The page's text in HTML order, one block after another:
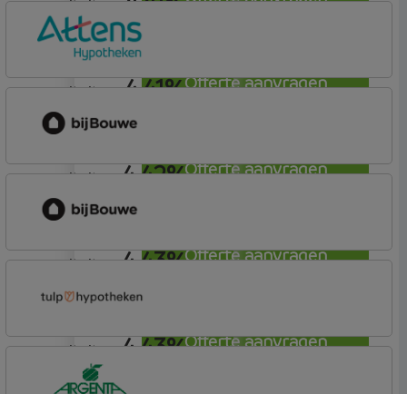
Offerte aanvragen
annuiteit
4,41%
Offerte aanvragen
Lloyds Bank
Hypotheek (1)
annuiteit
4,42%
Offerte aanvragen
annuiteit
4,43%
Offerte aanvragen
Vooruit Hypotheek
annuiteit
4,43%
Vooruit Hypotheek
annuiteit
Tulp Hypotheken
Tulp Riant Hypotheek